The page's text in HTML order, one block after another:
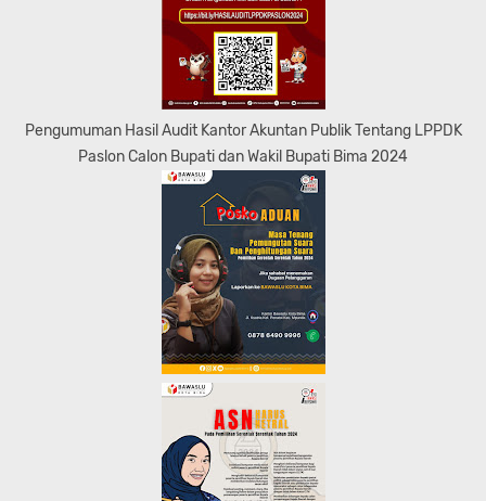
Pengumuman Hasil Audit Kantor Akuntan Publik Tentang LPPDK
Paslon Calon Bupati dan Wakil Bupati Bima 2024